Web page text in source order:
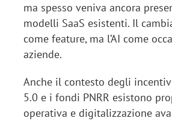
ma spesso veniva ancora
modelli SaaS esistenti. Il
come feature, ma l’AI come
aziende.
Anche il contesto degli
5.0 e i fondi PNRR esistono
operativa e digitalizzazione